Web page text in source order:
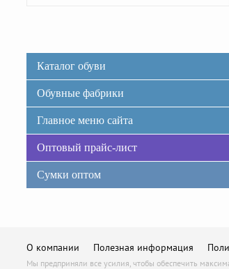
Каталог обуви
Обувные фабрики
Главное меню сайта
Оптовый прайс-лист
Сумки оптом
О компании Полезная информация
Мы предприняли все усилия, чтобы обеспечить